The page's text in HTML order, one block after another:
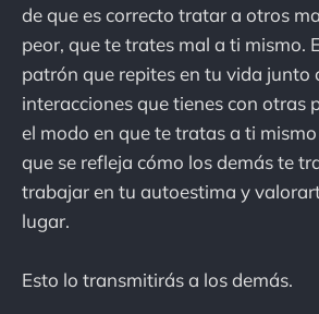
de que es correcto tratar a otros
peor, que te trates mal a ti mismo.
patrón que repites en tu vida junto
interacciones que tienes con otras
el modo en que te tratas a ti mismo
que se refleja cómo los demás te
trabajar en tu autoestima y
lugar.
Esto lo transmitirás a los demás.